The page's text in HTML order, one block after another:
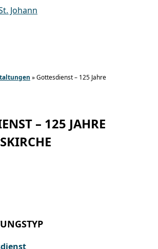
»Gottesdienst – 125 Jahre
– 125 JAHRE